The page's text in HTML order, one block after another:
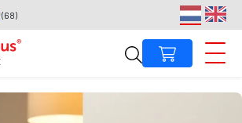
(68) dimmers?
2026